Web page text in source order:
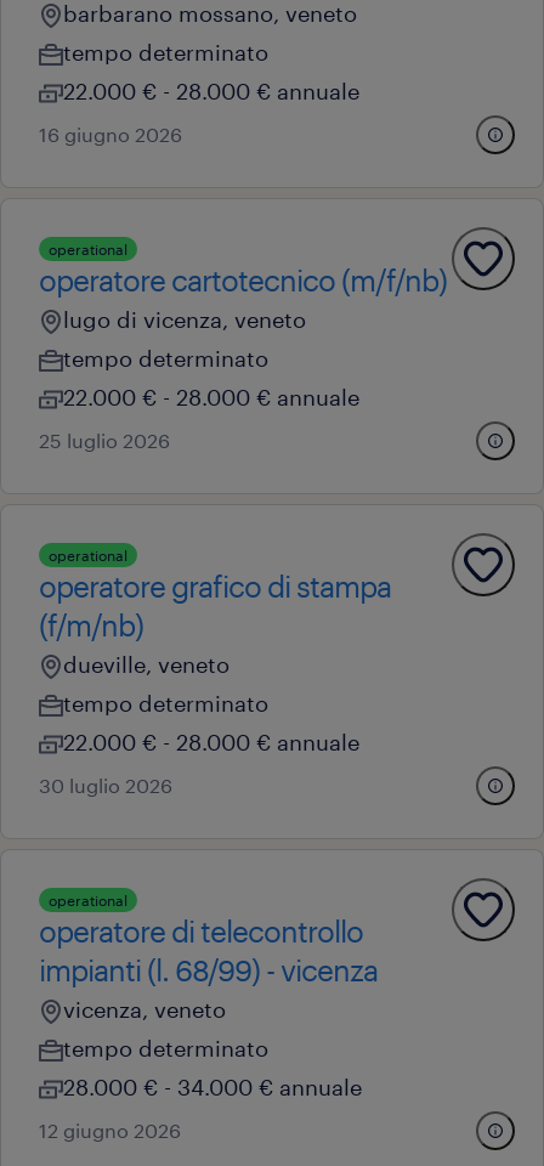
barbarano mossano, veneto
tempo determinato
22.000 € - 28.000 € annuale
16 giugno 2026
operational
operatore cartotecnico (m/f/nb)
lugo di vicenza, veneto
tempo determinato
22.000 € - 28.000 € annuale
25 luglio 2026
operational
operatore grafico di stampa
(f/m/nb)
dueville, veneto
tempo determinato
22.000 € - 28.000 € annuale
30 luglio 2026
operational
operatore di telecontrollo
impianti (l. 68/99) - vicenza
vicenza, veneto
tempo determinato
28.000 € - 34.000 € annuale
12 giugno 2026